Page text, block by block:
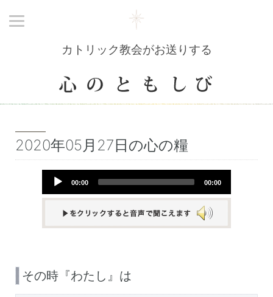
カトリック教会がお送りする
2020年05月27日の心の糧
Audio
00:00 00:00
その時『わたし』は